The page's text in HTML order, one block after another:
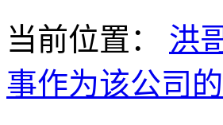
当前位置：
洪
事作为该公司